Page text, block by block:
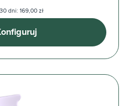
dni: 169,00 zł